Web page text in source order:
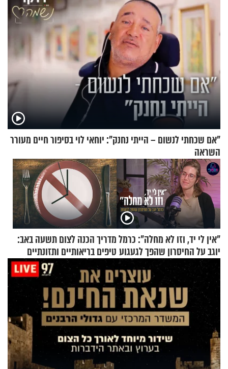
"אם שכחתי לנשום – הייתי נחנק": יוחאי לוי בסיפור חיים מעורר
השראה
"אין לי יד, וזו לא מחלה": כרמל
יוגב על החיסרון שהפך לגעגוע
מדריך הכנה לצום תשעה באב:
טיפים בריאותיים ותזונתיים
לשמירה על הגוף